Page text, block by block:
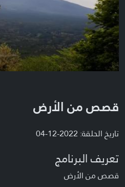
قصص من الأرض
تاريخ الحلقة: 2022-12-04
تعريف البرنامج
قصص من الأرض